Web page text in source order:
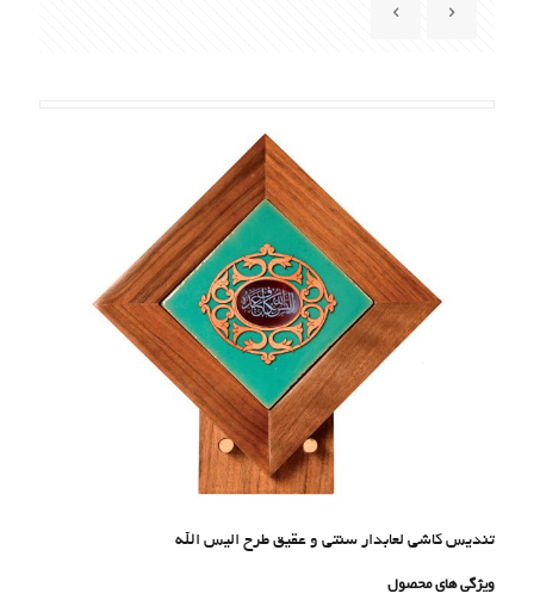
تندیس کاشی لعابدار سنتی و عقیق طرح اليس الله
ویژگی های محصول